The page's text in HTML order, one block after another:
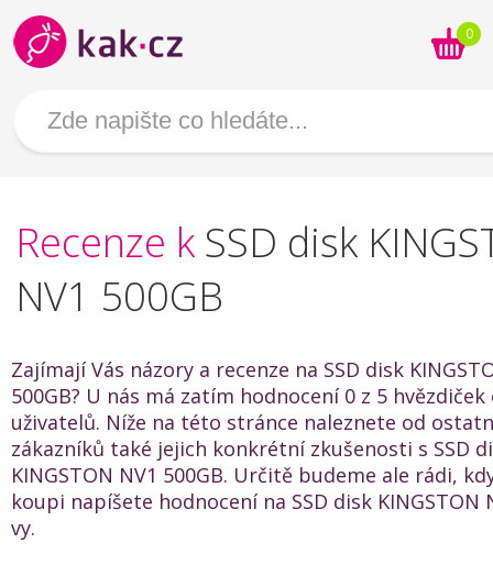
0
Recenze k SSD disk
NV1 500GB
Zajímají Vás názory a recenze na SSD disk
500GB? U nás má zatím hodnocení 0 z 5 hvězdiček
uživatelů. Níže na této stránce naleznete od
zákazníků také jejich konkrétní zkušenosti s SSD
KINGSTON NV1 500GB. Určitě budeme ale rádi,
koupi napíšete hodnocení na SSD disk KINGSTON
vy.